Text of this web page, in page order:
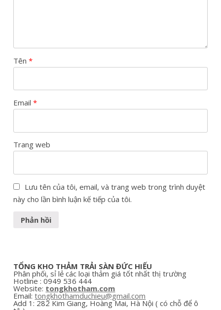
Tên*
Email*
Trang web
Lưu tên của tôi, email, và trang web trong trình duyệt
này cho lần bình luận kế tiếp của tôi.
TỔNG KHO THẢM TRẢI SÀN ĐỨC HIẾU
Phân phối, sỉ lẻ các loại thảm giá tốt nhất thị trường
Hotline : 0949 536 444
Website: tongkhotham.com
Email:tongkhothamduchieu@gmail.com
Add 1:282Kim Giang, Hoàng Mai, Hà Nội ( có chỗ để ô